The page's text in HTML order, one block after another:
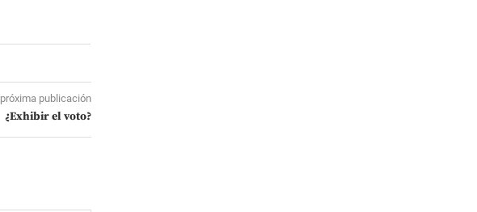
próxima publicación
¿Exhibir el voto?